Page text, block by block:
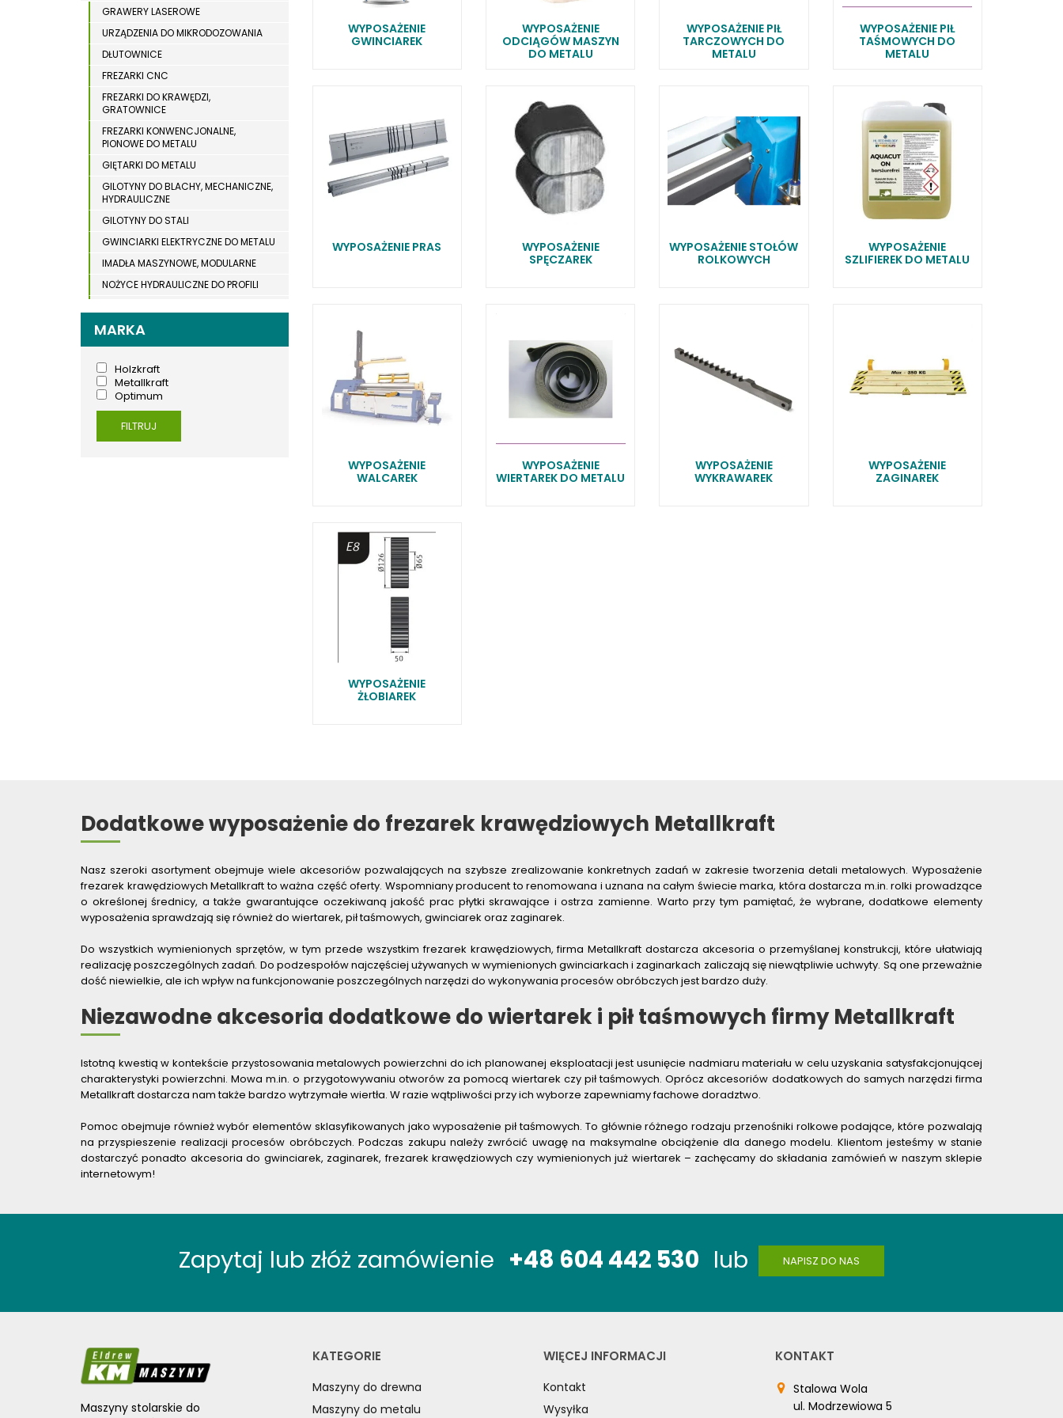
WYPOSAŻENIE DODATKOWE MASZYN DO
DREWNA
WIERTARKO – FREZARKI STOŁOWE
ZAGINARKI DO BLACHY
WYPOSAŻENIE
GWINCIAREK
WYPOSAŻENIE
ODCIĄGÓW MASZYN
DO METALU
WYPOSAŻENIE PIŁ
TARCZOWYCH DO
METALU
WYPOSAŻENIE PIŁ
TAŚMOWYCH DO
METALU
WYPOSAŻENIE PRAS
WYPOSAŻENIE
SPĘCZAREK
WYPOSAŻENIE STOŁÓW
ROLKOWYCH
WYPOSAŻENIE
SZLIFIEREK DO METALU
WYPOSAŻENIE
WALCAREK
WYPOSAŻENIE
WIERTAREK DO METALU
WYPOSAŻENIE
WYKRAWAREK
WYPOSAŻENIE
ZAGINAREK
WYPOSAŻENIE
ŻŁOBIAREK
GRAWERY LASEROWE
URZĄDZENIA DO MIKRODOZOWANIA
DŁUTOWNICE
FREZARKI CNC
FREZARKI DO KRAWĘDZI,
GRATOWNICE
FREZARKI KONWENCJONALNE,
PIONOWE DO METALU
GIĘTARKI DO METALU
GILOTYNY DO BLACHY, MECHANICZNE,
HYDRAULICZNE
GILOTYNY DO STALI
GWINCIARKI ELEKTRYCZNE DO METALU
IMADŁA MASZYNOWE, MODULARNE
NOŻYCE HYDRAULICZNE DO PROFILI
OSTRZARKI DO WIERTEŁ
PIŁY TARCZOWE DO METALU,
ALUMINIUM
PIŁY TAŚMOWE DO METALU
POLERKI
PRASY DO OBRÓBKI PLASTYCZNEJ
WYPOSAŻENIE GRAWEREK
KRAWĘDZIOWYCH
WYPOSAŻENIE GIĘTAREK
WYPOSAŻENIE GILOTYN
WYPOSAŻENIE ODCIĄGÓW MASZYN
DO METALU
WYPOSAŻENIE PIŁ TARCZOWYCH DO
WYPOSAŻENIE PIŁ TAŚMOWYCH DO
METALU
WYPOSAŻENIE SPĘCZAREK
WYPOSAŻENIE STOŁÓW ROLKOWYCH
WYPOSAŻENIE WALCAREK
WYPOSAŻENIE WIERTAREK DO
METALU
WYPOSAŻENIE ZAGINAREK
WYPOSAŻENIE DODATKOWE OPTIMUM
SPRĘŻARKI I NARZĘDZIA
PNEUMATYCZNE
MARKA
Holzkraft
Metallkraft
Optimum
FILTRUJ
Dodatkowe wyposażenie do frezarek krawędziowych Metallkraft
Nasz szeroki asortyment obejmuje wiele akcesoriów pozwalających na szybsze zrealizowanie konkretnych zadań w zakresie tworzenia detali metalowych. Wyposażenie
frezarek krawędziowych Metallkraft to ważna część oferty. Wspomniany producent to renomowana i uznana na całym świecie marka, która dostarcza m.in. rolki prowadzące
o określonej średnicy, a także gwarantujące oczekiwaną jakość prac płytki skrawające i ostrza zamienne. Warto przy tym pamiętać, że wybrane, dodatkowe elementy
wyposażenia sprawdzają się również do wiertarek, pił taśmowych, gwinciarek oraz zaginarek.
Do wszystkich wymienionych sprzętów, w tym przede wszystkim frezarek krawędziowych, firma Metallkraft dostarcza akcesoria o przemyślanej konstrukcji, które ułatwiają
realizację poszczególnych zadań. Do podzespołów najczęściej używanych w wymienionych gwinciarkach i zaginarkach zaliczają się niewątpliwie uchwyty. Są one przeważnie
dość niewielkie, ale ich wpływ na funkcjonowanie poszczególnych narzędzi do wykonywania procesów obróbczych jest bardzo duży.
Niezawodne akcesoria dodatkowe do wiertarek i pił taśmowych firmy Metallkraft
Istotną kwestią w kontekście przystosowania metalowych powierzchni do ich planowanej eksploatacji jest usunięcie nadmiaru materiału w celu uzyskania satysfakcjonującej
charakterystyki powierzchni. Mowa m.in. o przygotowywaniu otworów za pomocą wiertarek czy pił taśmowych. Oprócz akcesoriów dodatkowych do samych narzędzi firma
Metallkraft dostarcza nam także bardzo wytrzymałe wiertła. W razie wątpliwości przy ich wyborze zapewniamy fachowe doradztwo.
Pomoc obejmuje również wybór elementów sklasyfikowanych jako wyposażenie pił taśmowych. To głównie różnego rodzaju przenośniki rolkowe podające, które pozwalają
na przyspieszenie realizacji procesów obróbczych. Podczas zakupu należy zwrócić uwagę na maksymalne obciążenie dla danego modelu. Klientom jesteśmy w stanie
dostarczyć ponadto akcesoria do gwinciarek, zaginarek, frezarek krawędziowych czy wymienionych już wiertarek – zachęcamy do składania zamówień w naszym sklepie
internetowym!
Zapytaj lub złóż zamówienie +48 604 442 530 lub NAPISZ DO NAS
Maszyny stolarskie do
KATEGORIE
Maszyny do drewna
Maszyny do metalu
WIĘCEJ INFORMACJI
Kontakt
Wysyłka
KONTAKT
Stalowa Wola
ul. Modrzewiowa 5